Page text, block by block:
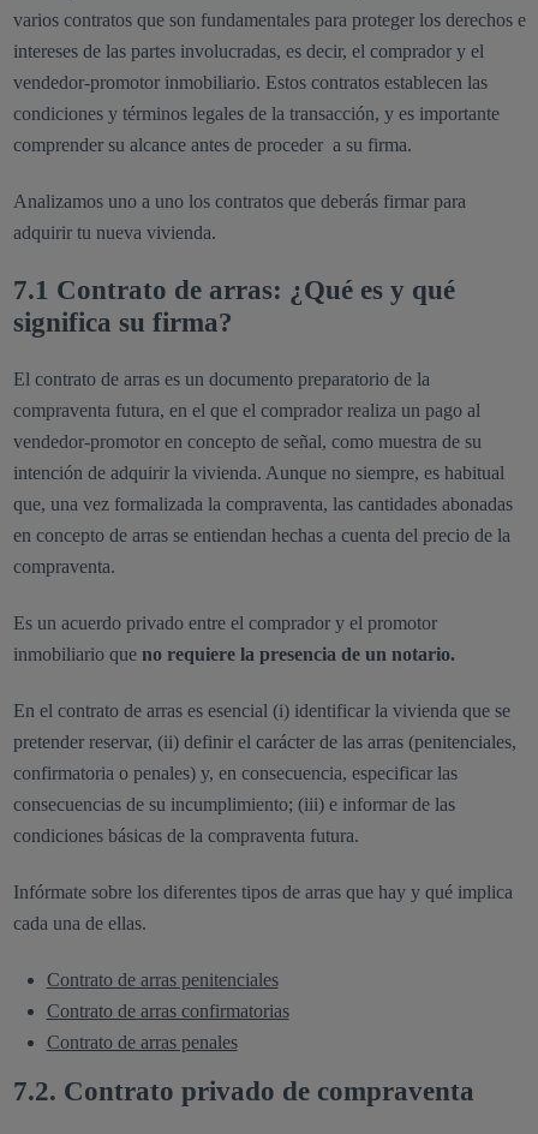
varios contratos que son fundamentales para proteger los derechos e
intereses de las partes involucradas, es decir, el comprador y el
vendedor-promotor inmobiliario. Estos contratos establecen las
condiciones y términos legales de la transacción, y es importante
comprender su alcance antes de proceder a su firma.
Analizamos uno a uno los contratos que deberás firmar para
adquirir tu nueva vivienda.
7.1 Contrato de arras: ¿Qué es y qué
significa su firma?
El contrato de arras es un documento preparatorio de la
compraventa futura, en el que el comprador realiza un pago al
vendedor-promotor en concepto de señal, como muestra de su
intención de adquirir la vivienda. Aunque no siempre, es habitual
que, una vez formalizada la compraventa, las cantidades abonadas
en concepto de arras se entiendan hechas a cuenta del precio de la
compraventa.
Es un acuerdo privado entre el comprador y el promotor
inmobiliario que no requiere la presencia de un notario.
En el contrato de arras es esencial (i) identificar la vivienda que se
pretender reservar, (ii) definir el carácter de las arras (penitenciales,
confirmatoria o penales) y, en consecuencia, especificar las
consecuencias de su incumplimiento; (iii) e informar de las
condiciones básicas de la compraventa futura.
Infórmate sobre los diferentes tipos de arras que hay y qué implica
cada una de ellas.
Contrato de arras penitenciales
Contrato de arras confirmatorias
Contrato de arras penales
7.2. Contrato privado de compraventa